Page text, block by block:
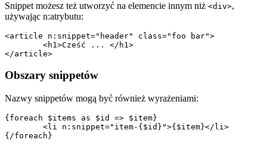
Snippet możesz też utworzyć na elemencie innym niż <div>,
używając n:atrybutu:
<article n:snippet="header" class="foo bar">
Obszary snippetów
Nazwy snippetów mogą być również wyrażeniami:
{foreach $items as $id => $item}